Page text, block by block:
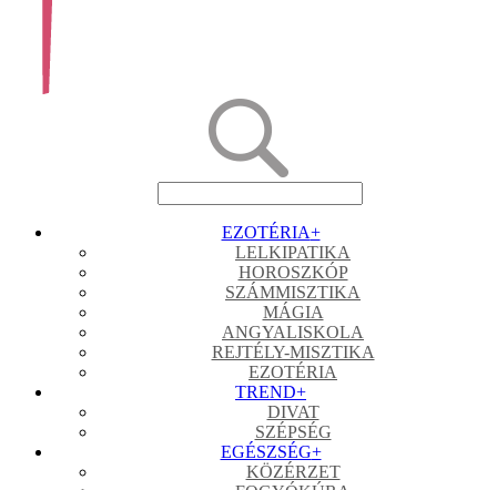
EZOTÉRIA+
LELKIPATIKA
HOROSZKÓP
SZÁMMISZTIKA
MÁGIA
ANGYALISKOLA
REJTÉLY-MISZTIKA
EZOTÉRIA
TREND+
DIVAT
SZÉPSÉG
EGÉSZSÉG+
KÖZÉRZET